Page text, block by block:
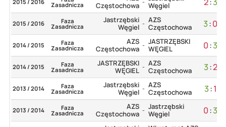
2015 / 2016 Zasadnicza
Częstochowa - Węgiel
2015 / 2016 Faza
Zasadnicza
Jastrzębski
Węgiel - AZS
Częstochowa
3:0
2014 / 2015 Faza
Zasadnicza
AZS
Częstochowa - JASTRZĘBSKI
WĘGIEL
0:3
2014 / 2015 Faza
Zasadnicza
JASTRZĘBSKI
WĘGIEL - AZS
Częstochowa
3:2
2013 / 2014 Faza
Zasadnicza
Jastrzębski
Węgiel - AZS
Częstochowa
3:1
2013 / 2014 Faza
Zasadnicza
AZS
Częstochowa - Jastrzębski
Węgiel
0:3